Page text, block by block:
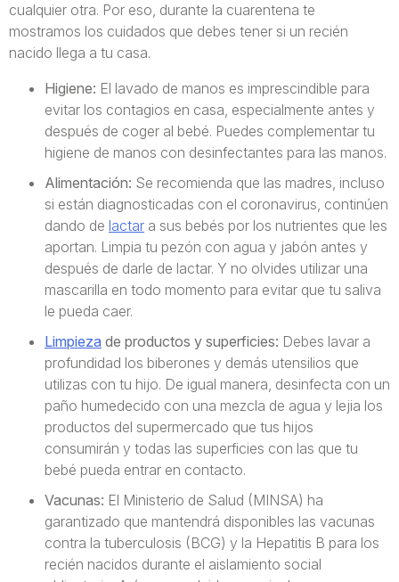
cualquier otra. Por eso, durante la cuarentena te
mostramos los cuidados que debes tener si un recién
nacido llega a tu casa.
Higiene: El lavado de manos es imprescindible para
evitar los contagios en casa, especialmente antes y
después de coger al bebé. Puedes complementar tu
higiene de manos con desinfectantes para las manos.
Alimentación: Se recomienda que las madres, incluso
si están diagnosticadas con el coronavirus, continúen
dando de lactar a sus bebés por los nutrientes que les
aportan. Limpia tu pezón con agua y jabón antes y
después de darle de lactar. Y no olvides utilizar una
mascarilla en todo momento para evitar que tu saliva
le pueda caer.
Limpieza de productos y superficies: Debes lavar a
profundidad los biberones y demás utensilios que
utilizas con tu hijo. De igual manera, desinfecta con un
paño humedecido con una mezcla de agua y lejia los
productos del supermercado que tus hijos
consumirán y todas las superficies con las que tu
bebé pueda entrar en contacto.
Vacunas: El Ministerio de Salud (MINSA) ha
garantizado que mantendrá disponibles las vacunas
contra la tuberculosis (BCG) y la Hepatitis B para los
recién nacidos durante el aislamiento social